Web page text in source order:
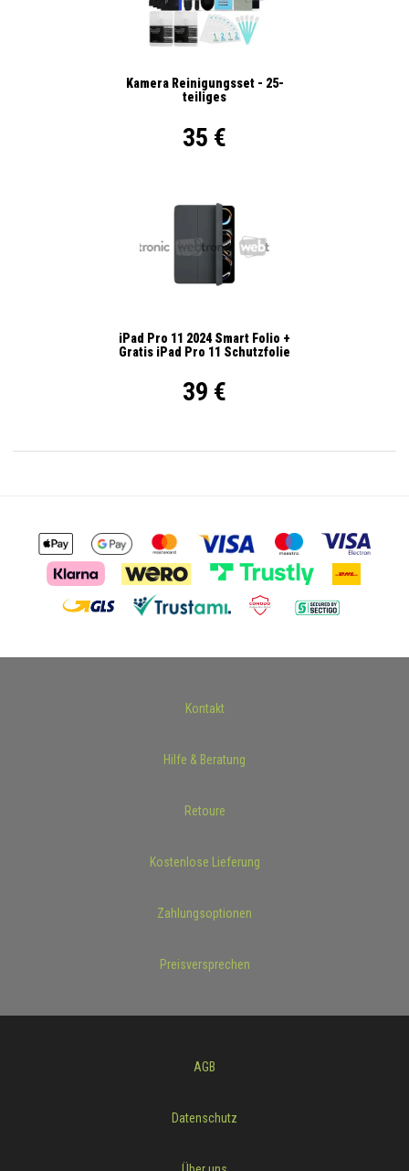
Kamera Reinigungsset - 25-
teiliges
35 €
iPad Pro 11 2024 Smart Folio +
Gratis iPad Pro 11 Schutzfolie
39 €
Kontakt
Hilfe & Beratung
Retoure
Kostenlose Lieferung
Zahlungsoptionen
Preisversprechen
AGB
Datenschutz